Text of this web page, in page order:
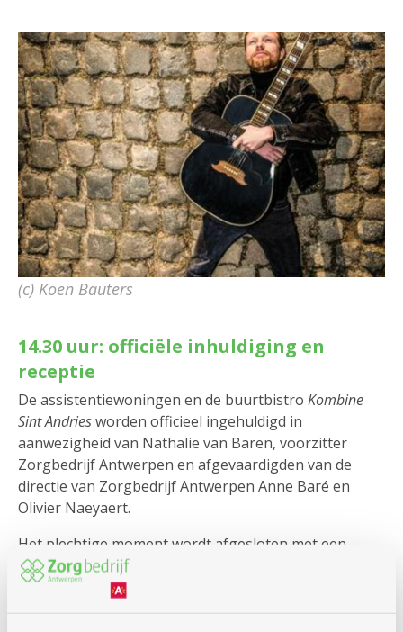
(c) Koen Bauters
14.30 uur: officiële inhuldiging en
receptie
De assistentiewoningen en de buurtbistro Kombine
Sint Andriesworden officieel ingehuldigd in
aanwezigheid van Nathalie van Baren, voorzitter
Zorgbedrijf Antwerpen en afgevaardigden van de
directie van Zorgbedrijf Antwerpen Anne Baré en
Olivier Naeyaert.
Het plechtige moment wordt afgesloten met een
receptie en feestgebak. De taart wordt aangesneden
door de voorzitter. Er is een gratis stuk taart met
cava/mocktail voor iedereen.